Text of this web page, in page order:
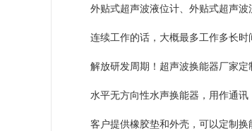
外贴式超声波液位计、外贴式超声波
连续工作的话，大概最多工作多长时
解放研发周期！超声波换能器厂家定
水平无方向性水声换能器，用作通讯
客户提供橡胶垫和外壳，可以定制换